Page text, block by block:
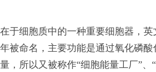
于细胞质中的一种重要细胞器，英
被命名，主要功能是通过氧化磷
，所以又被称作“细胞能量工厂”、